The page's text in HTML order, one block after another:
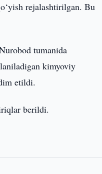
rejalashtirilgan. Bu
tumanida
kimyoviy
etildi.
berildi.